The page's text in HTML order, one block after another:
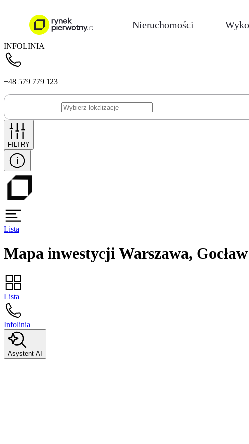
Nieruchomości
INFOLINIA
+48 579 779 123
FILTRY
Lista
Mapa inwestycji Warszawa, Gocław
Lista
Infolinia
Asystent AI